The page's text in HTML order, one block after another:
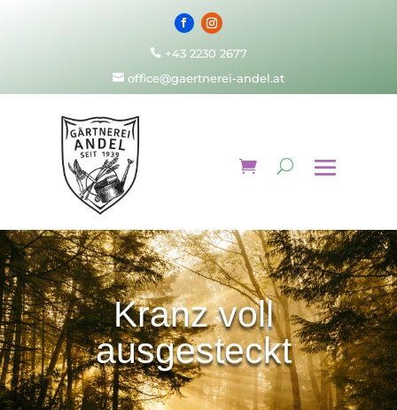
 +43 2230 2677
office@gaertnerei-andel.at
Kranz voll
ausgesteckt